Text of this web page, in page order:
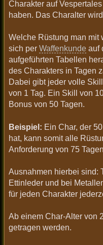
Charakter auf
haben. Das Charalter
Welche Rüstung man mit
sich per Waffenkunde auf
aufgeführten Tabellen
des Charakters in Tagen
Dabei gibt jeder volle
von 1 Tag. Ein Skill von
Bonus von 50 Tagen.
Beispiel: Ein Char, der
hat, kann somit alle
Anforderung von 75
Ausnahmen hierbei sind:
Ettinleder und bei
für jeden Charakter
Ab einem Char-Alter von
getragen werden.